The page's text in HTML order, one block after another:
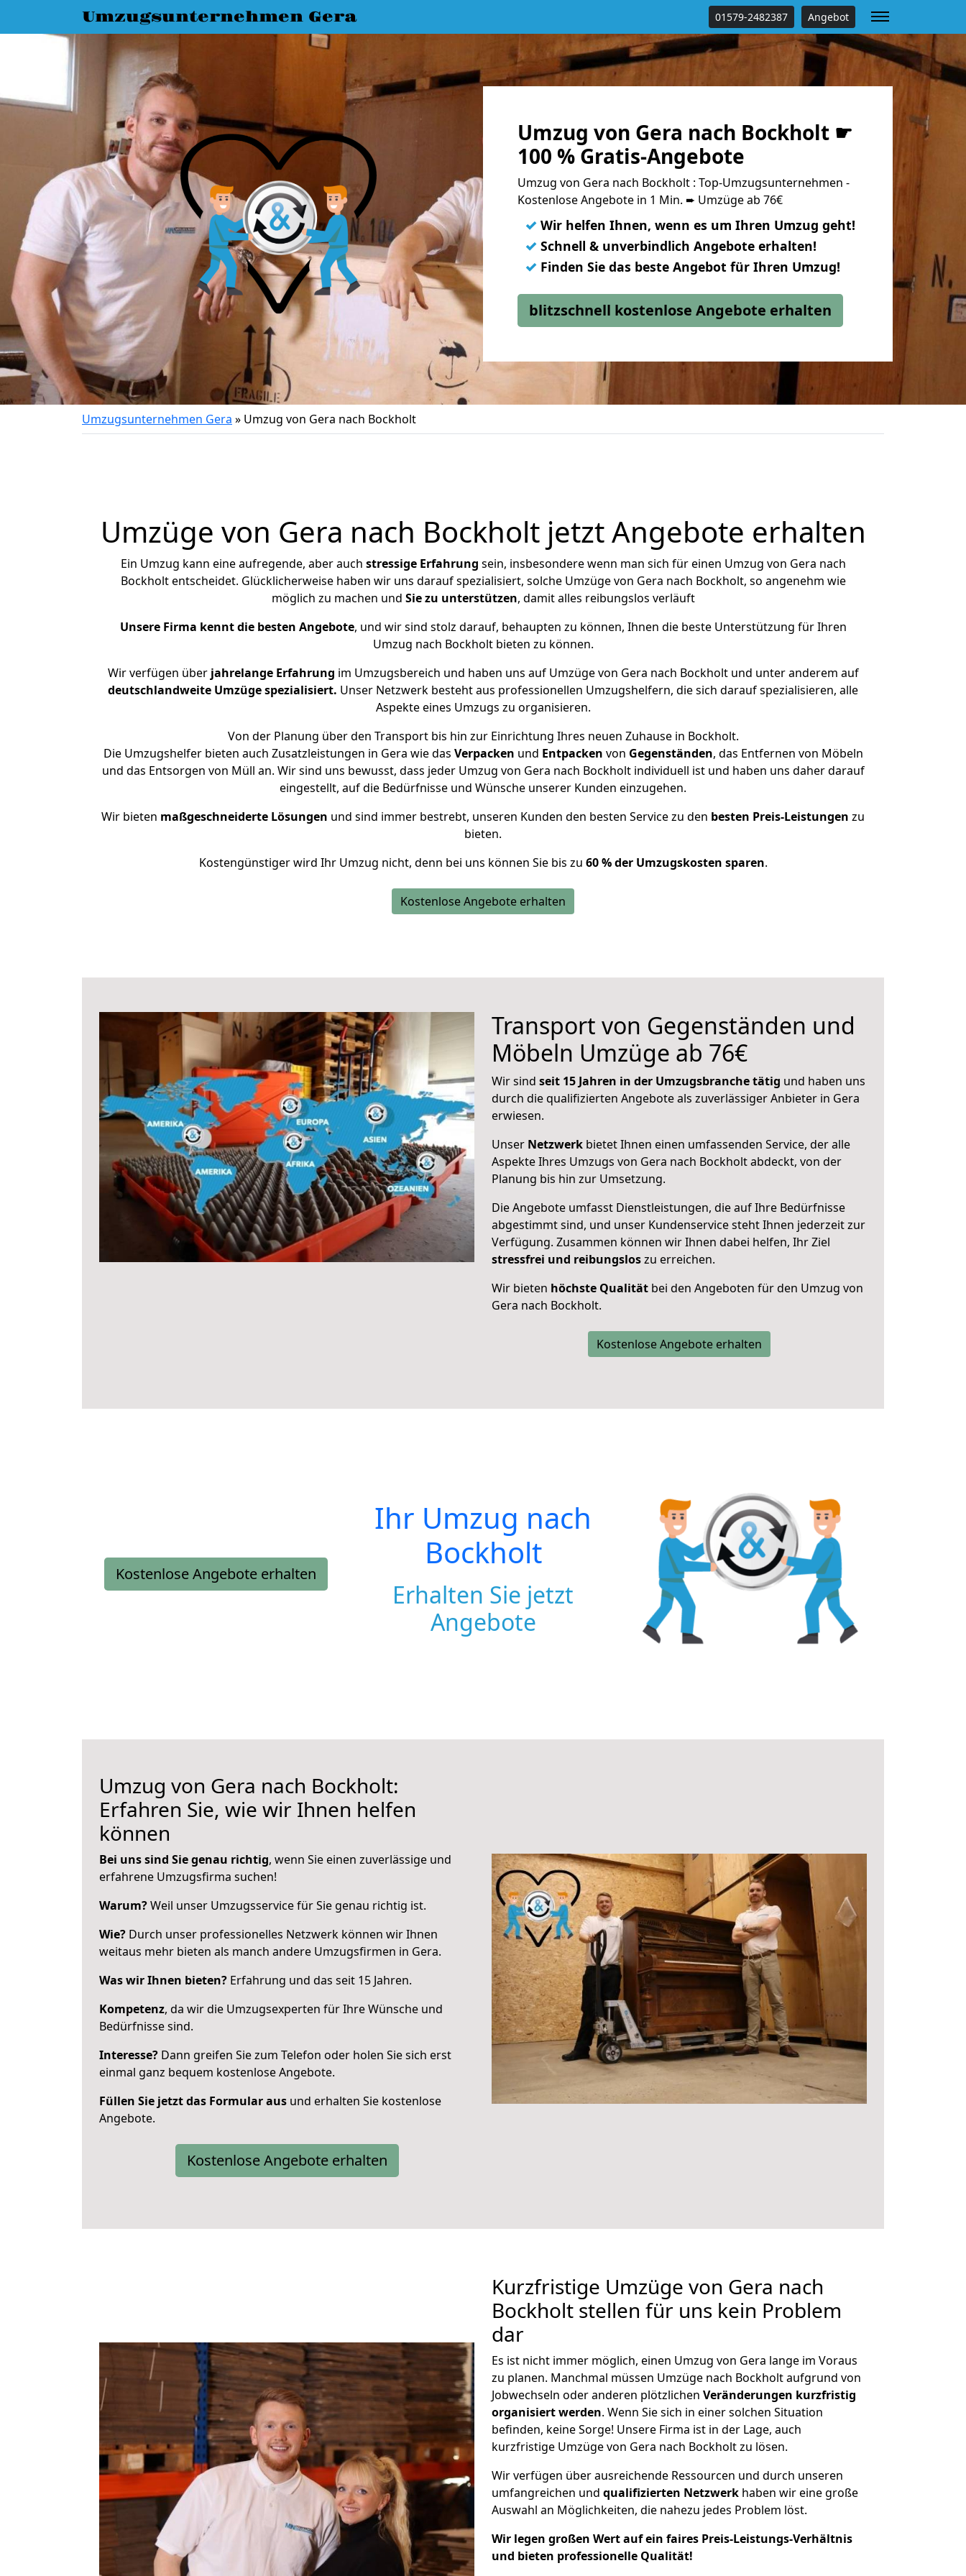
Umzugsunternehmen Gera 01579-2482387 Angebot
Umzug von Gera nach Bockholt ☛
100 % Gratis-Angebote
Umzug von Gera nach Bockholt : Top-Umzugsunternehmen -
Kostenlose Angebote in 1 Min. ➨ Umzüge ab 76€
✓ Wir helfen Ihnen, wenn es um Ihren Umzug geht!
✓ Schnell & unverbindlich Angebote erhalten!
✓ Finden Sie das beste Angebot für Ihren Umzug!
blitzschnell kostenlose Angebote erhalten
Umzugsunternehmen Gera » Umzug von Gera nach Bockholt
Umzüge von Gera nach Bockholt jetzt Angebote erhalten
Ein Umzug kann eine aufregende, aber auch stressige Erfahrung sein, insbesondere wenn man sich für einen Umzug von Gera nach
Bockholt entscheidet. Glücklicherweise haben wir uns darauf spezialisiert, solche Umzüge von Gera nach Bockholt, so angenehm wie
möglich zu machen und Sie zu unterstützen, damit alles reibungslos verläuft
Unsere Firma kennt die besten Angebote, und wir sind stolz darauf, behaupten zu können, Ihnen die beste Unterstützung für Ihren
Umzug nach Bockholt bieten zu können.
Wir verfügen überjahrelange Erfahrung im Umzugsbereich und haben uns auf Umzüge von Gera nach Bockholt und unter anderem auf
deutschlandweite Umzüge spezialisiert. Unser Netzwerk besteht aus professionellen Umzugshelfern, die sich darauf spezialisieren, alle
Aspekte eines Umzugs zu organisieren.
Von der Planung über den Transport bis hin zur Einrichtung Ihres neuen Zuhause in Bockholt.
Die Umzugshelfer bieten auch Zusatzleistungen in Gera wie das Verpacken und Entpacken von Gegenständen, das Entfernen von Möbeln
und das Entsorgen von Müll an. Wir sind uns bewusst, dass jeder Umzug von Gera nach Bockholt individuell ist und haben uns daher darauf
eingestellt, auf die Bedürfnisse und Wünsche unserer Kunden einzugehen.
Wir bieten maßgeschneiderte Lösungen und sind immer bestrebt, unseren Kunden den besten Service zu den besten Preis-Leistungen zu
bieten.
Kostengünstiger wird Ihr Umzug nicht, denn bei uns können Sie bis zu 60 % der Umzugskosten sparen.
Kostenlose Angebote erhalten
Transport von Gegenständen und
Möbeln Umzüge ab 76€
Wir sind seit 15 Jahren in der Umzugsbranche tätig und haben uns
durch die qualifizierten Angebote als zuverlässiger Anbieter in Gera
erwiesen.
Unser Netzwerk bietet Ihnen einen umfassenden Service, der alle
Aspekte Ihres Umzugs von Gera nach Bockholt abdeckt, von der
Planung bis hin zur Umsetzung.
Die Angebote umfasst Dienstleistungen, die auf Ihre Bedürfnisse
abgestimmt sind, und unser Kundenservice steht Ihnen jederzeit zur
Verfügung. Zusammen können wir Ihnen dabei helfen, Ihr Ziel
stressfrei und reibungsloszu erreichen.
Wir bieten höchste Qualität bei den Angeboten für den Umzug von
Gera nach Bockholt.
Kostenlose Angebote erhalten
Kostenlose Angebote erhalten
Ihr Umzug nach
Bockholt
Erhalten Sie jetzt
Angebote
Umzug von Gera nach Bockholt:
Erfahren Sie, wie wir Ihnen helfen
können
Bei uns sind Sie genau richtig, wenn Sie einen zuverlässige und
erfahrene Umzugsfirma suchen!
Warum?Weil unser Umzugsservice für Sie genau richtig ist.
Wie? Durch unser professionelles Netzwerk können wir Ihnen
weitaus mehr bieten als manch andere Umzugsfirmen in Gera.
Was wir Ihnen bieten? Erfahrung und das seit 15 Jahren.
Kompetenz, da wir die Umzugsexperten für Ihre Wünsche und
Bedürfnisse sind.
Interesse? Dann greifen Sie zum Telefon oder holen Sie sich erst
einmal ganz bequem kostenlose Angebote.
Füllen Sie jetzt das Formular aus und erhalten Sie kostenlose
Angebote.
Kostenlose Angebote erhalten
Kurzfristige Umzüge von Gera nach
Bockholt stellen für uns kein Problem
dar
Es ist nicht immer möglich, einen Umzug von Gera lange im Voraus
zu planen. Manchmal müssen Umzüge nach Bockholt aufgrund von
Jobwechseln oder anderen plötzlichen Veränderungen kurzfristig
organisiert werden. Wenn Sie sich in einer solchen Situation
befinden, keine Sorge! Unsere Firma ist in der Lage, auch
kurzfristige Umzüge von Gera nach Bockholt zu lösen.
Wir verfügen über ausreichende Ressourcen und durch unseren
umfangreichen und qualifizierten Netzwerk haben wir eine große
Auswahl an Möglichkeiten, die nahezu jedes Problem löst.
Wir legen großen Wert auf ein faires Preis-Leistungs-Verhältnis
und bieten professionelle Qualität!